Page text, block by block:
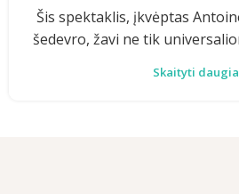
Šis spektaklis, įkvėptas
šedevro, žavi ne tik
Skaityti